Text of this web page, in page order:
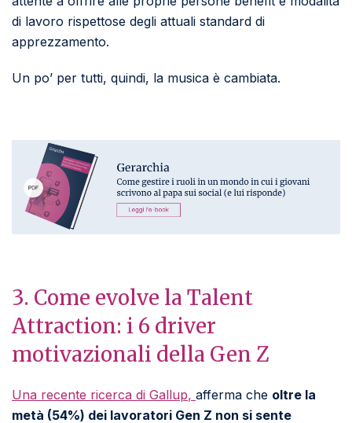
di lavoro rispettose degli attuali standard di
apprezzamento.
Un po’ per tutti, quindi, la musica è cambiata.
3. Come evolve la Talent
Attraction: i 6 driver
motivazionali della Gen Z
Una recente ricerca di Gallup, afferma che oltre la
metà (54%) dei lavoratori Gen Z non si sente